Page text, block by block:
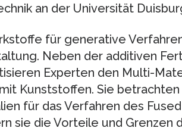
an der Universität
für generative
Neben der additiven
Experten den Multi-
Kunststoffen. Sie
für das Verfahren des
sie die Vorteile und Grenzen